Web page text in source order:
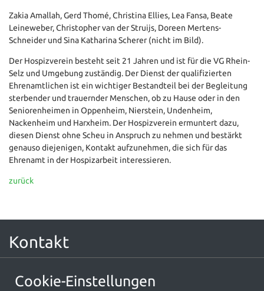
Zakia Amallah, Gerd Thomé, Christina Ellies, Lea Fansa, Beate
Leineweber, Christopher van der Struijs, Doreen Mertens-
Schneider und Sina Katharina Scherer (nicht im Bild).
Der Hospizverein besteht seit 21 Jahren und ist für die VG Rhein-
Selz und Umgebung zuständig. Der Dienst der qualifizierten
Ehrenamtlichen ist ein wichtiger Bestandteil bei der Begleitung
sterbender und trauernder Menschen, ob zu Hause oder in den
Seniorenheimen in Oppenheim, Nierstein, Undenheim,
Nackenheim und Harxheim. Der Hospizverein ermuntert dazu,
diesen Dienst ohne Scheu in Anspruch zu nehmen und bestärkt
genauso diejenigen, Kontakt aufzunehmen, die sich für das
Ehrenamt in der Hospizarbeit interessieren.
zurück
Kontakt
Am Markt 10
Cookie-Einstellungen